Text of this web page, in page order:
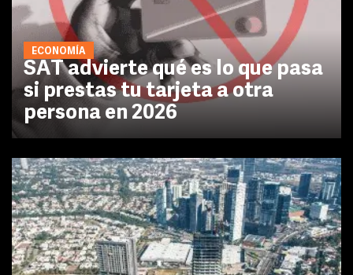
ECONOMÍA
SAT advierte qué es lo que pasa
si prestas tu tarjeta a otra
persona en 2026